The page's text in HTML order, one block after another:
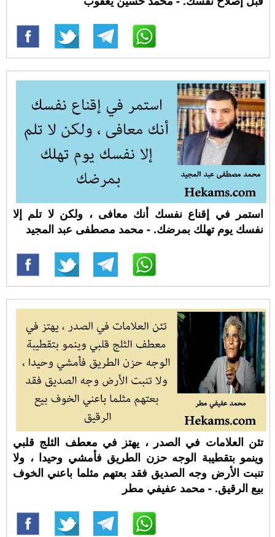
استمر في إقناع نفسك أنك معافى ، ولكن لا تلم إلا
نفسك يوم تهلك بمرضك. - محمد مصطفى عبد المجيد
تئن العلامات في الصدر ، يهتز في معطف الثلج قلبي
وينمو بتقطيبة الوجه حزن الطريق فأمشي وحيدا ، ولا
تنبت الأرض وجه الصديق فقد بعتهم مثلما باعني الخوف
بيع الرقيق. - محمد عفيفي مطر